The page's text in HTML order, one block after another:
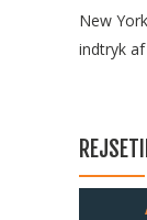
New
indtryk